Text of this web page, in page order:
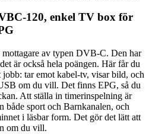
120, enkel TV box för
av typen DVB-C. Den har
är också hela poängen. Här får du
tar emot kabel-tv, visar bild, och
om du vill. Det finns EPG, så du
Att ställa in timerinspelning är
både sport och Barnkanalen, och
i läsbar form. Det gör det lätt att
om du vill.